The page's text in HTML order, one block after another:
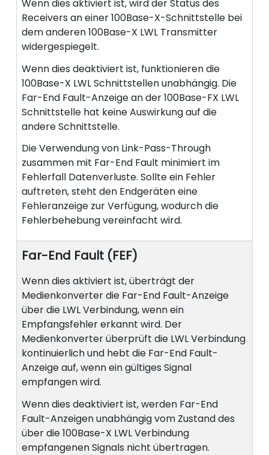
Wenn dies aktiviert ist, wird der Status des
Receivers an einer 100Base-X-Schnittstelle bei
dem anderen 100Base-X LWL Transmitter
widergespiegelt.
Wenn dies deaktiviert ist, funktionieren die
100Base-X LWL Schnittstellen unabhängig. Die
Far-End Fault-Anzeige an der 100Base-FX LWL
Schnittstelle hat keine Auswirkung auf die
andere Schnittstelle.
Die Verwendung von Link-Pass-Through
zusammen mit Far-End Fault minimiert im
Fehlerfall Datenverluste. Sollte ein Fehler
auftreten, steht den Endgeräten eine
Fehleranzeige zur Verfügung, wodurch die
Fehlerbehebung vereinfacht wird.
Far-End Fault (FEF)
Wenn dies aktiviert ist, überträgt der
Medienkonverter die Far-End Fault-Anzeige
über die LWL Verbindung, wenn ein
Empfangsfehler erkannt wird. Der
Medienkonverter überprüft die LWL Verbindung
kontinuierlich und hebt die Far-End Fault-
Anzeige auf, wenn ein gültiges Signal
empfangen wird.
Wenn dies deaktiviert ist, werden Far-End
Fault-Anzeigen unabhängig vom Zustand des
über die 100Base-X LWL Verbindung
empfangenen Signals nicht übertragen.